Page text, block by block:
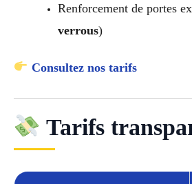
Renforcement de portes
verrous)
Consultez nos tarifs
Tarifs